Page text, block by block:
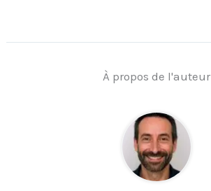
À propos de l'auteur